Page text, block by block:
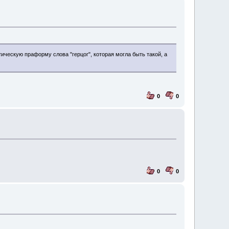
праформу слова "герцог", которая могла быть такой, а
0 0
0 0